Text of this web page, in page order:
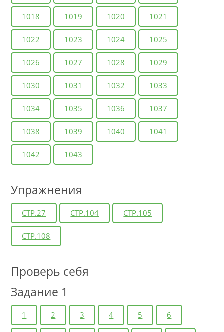
1018 1019 1020 1021
1022 1023 1024 1025
1026 1027 1028 1029
1030 1031 1032 1033
1034 1035 1036 1037
1038 1039 1040 1041
1042 1043
Упражнения
СТР.27 СТР.104 СТР.105
СТР.108
Проверь себя
Задание 1
1 2 3 4 5 6